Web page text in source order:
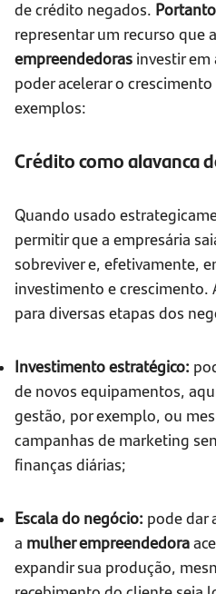
de crédito negados. Portanto
representar um recurso que
empreendedoras investir em
poder acelerar o
exemplos:
Crédito como alavanca
Quando usado
permitir que a empresária
sobreviver e, efetivamente,
investimento e crescimento.
para diversas etapas dos
Investimento estratégico:
de novos equipamentos,
gestão, por exemplo, ou
campanhas de marketing
finanças diárias;
Escala do negócio: pode dar
a mulher empreendedora
expandir sua produção,